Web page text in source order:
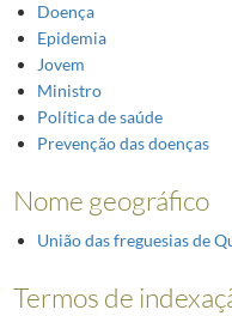
Doença
Epidemia
Jovem
Ministro
Política de saúde
Prevenção das doenças
Nome geográfico
União das freguesias de
Termos de